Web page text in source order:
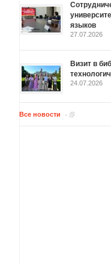
языков
27.07.2026
Визит в
24.07.2026
Все новости